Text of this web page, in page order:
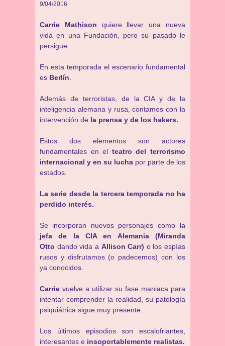
9/04/2016
Carrie Mathison quiere llevar una nueva
vida en una Fundación, pero su pasado le
persigue.
En esta temporada el escenario fundamental
es Berlín
Además de terroristas, de la CIA y de la
inteligencia alemana y rusa, contamos con la
intervención de la prensa y de los hakers.
Estos dos elementos son actores
fundamentales en el teatro del terrorismo
internacional y en su lucha por parte de los
estados.
La serie desde la tercera temporada no ha
perdido interés.
Se incorporan nuevos personajes como la
jefa de la CIA en Alemania (Miranda
Otto dando vida a Allison Carr) o los espías
rusos y disfrutamos (o padecemos) con los
ya conocidos.
Carrie vuelve a utilizar su fase maniaca para
intentar comprender la realidad, su patología
psiquiátrica sigue muy presente.
Los últimos episodios son escalofriantes,
interesantes e insoportablemente realistas.